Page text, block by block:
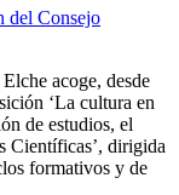
del Consejo
acoge, desde
‘La cultura en
de estudios, el
Científicas’, dirigida
formativos y de